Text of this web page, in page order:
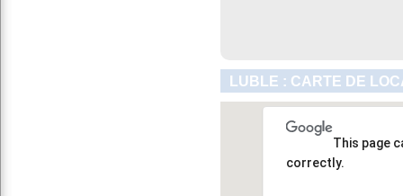
LUBLE : CARTE DE
This page
correctly.